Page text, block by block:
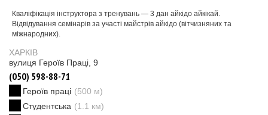
Кваліфікація інструктора з тренувань — 3 дан айкідо айкікай.
Відвідування семінарів за участі майстрів айкідо (вітчизняних та
міжнародних).
ХАРКІВ
вулиця Героїв Праці, 9
(050) 598-88-71
Героїв праці (500 м)
Студентська (1.1 км)